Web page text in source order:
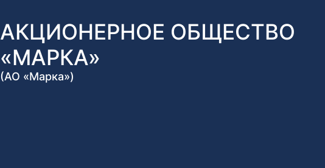
АКЦИОНЕРНОЕ ОБЩЕСТВО
«МАРКА»
(АО «Марка»)